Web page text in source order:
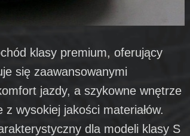
klasy premium, oferujący
się zaawansowanymi
jazdy, a szykowne wnętrze
wysokiej jakości materiałów.
dla modeli klasy S